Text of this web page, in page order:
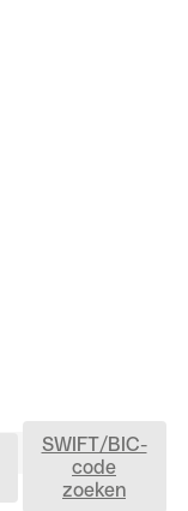
SWIFT/BIC-
code
zoeken